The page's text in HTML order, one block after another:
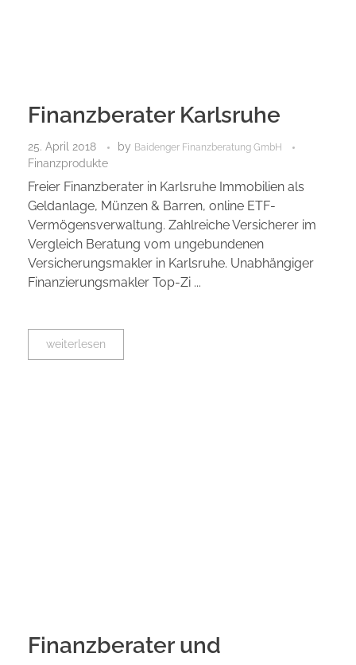
Finanzberater Karlsruhe
25. April 2018 by Baidenger Finanzberatung GmbH
Finanzprodukte
Freier Finanzberater in Karlsruhe Immobilien als
Geldanlage, Münzen & Barren, online ETF-
Vermögensverwaltung. Zahlreiche Versicherer im
Vergleich Beratung vom ungebundenen
Versicherungsmakler in Karlsruhe. Unabhängiger
Finanzierungsmakler Top-Zi ...
weiterlesen
Finanzberater und